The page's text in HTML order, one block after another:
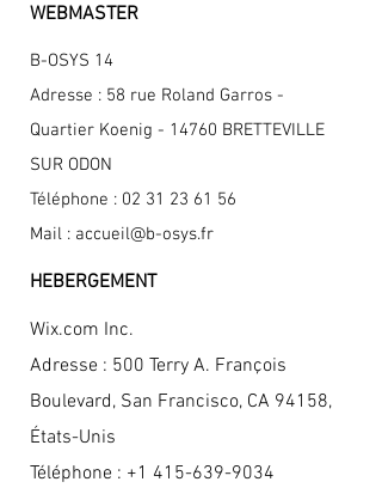
WEBMASTER
B-OSYS 14
Adresse : 58 rue Roland Garros -
Quartier Koenig - 14760 BRETTEVILLE
SUR ODON
Téléphone : 02 31 23 61 56
Mail : accueil@b-osys.fr
HEBERGEMENT
Wix.com Inc.
Adresse : 500 Terry A. François
Boulevard, San Francisco, CA 94158,
États-Unis
Téléphone : +1 415-639-9034